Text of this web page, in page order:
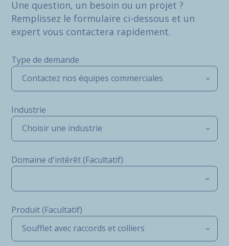
Une question, un besoin ou un projet ?
Remplissez le formulaire ci-dessous et un
expert vous contactera rapidement.
Type de demande
Contactez nos équipes commerciales
Industrie
Choisir une industrie
Domaine d'intérêt (Facultatif)
Produit (Facultatif)
Soufflet avec raccords et colliers